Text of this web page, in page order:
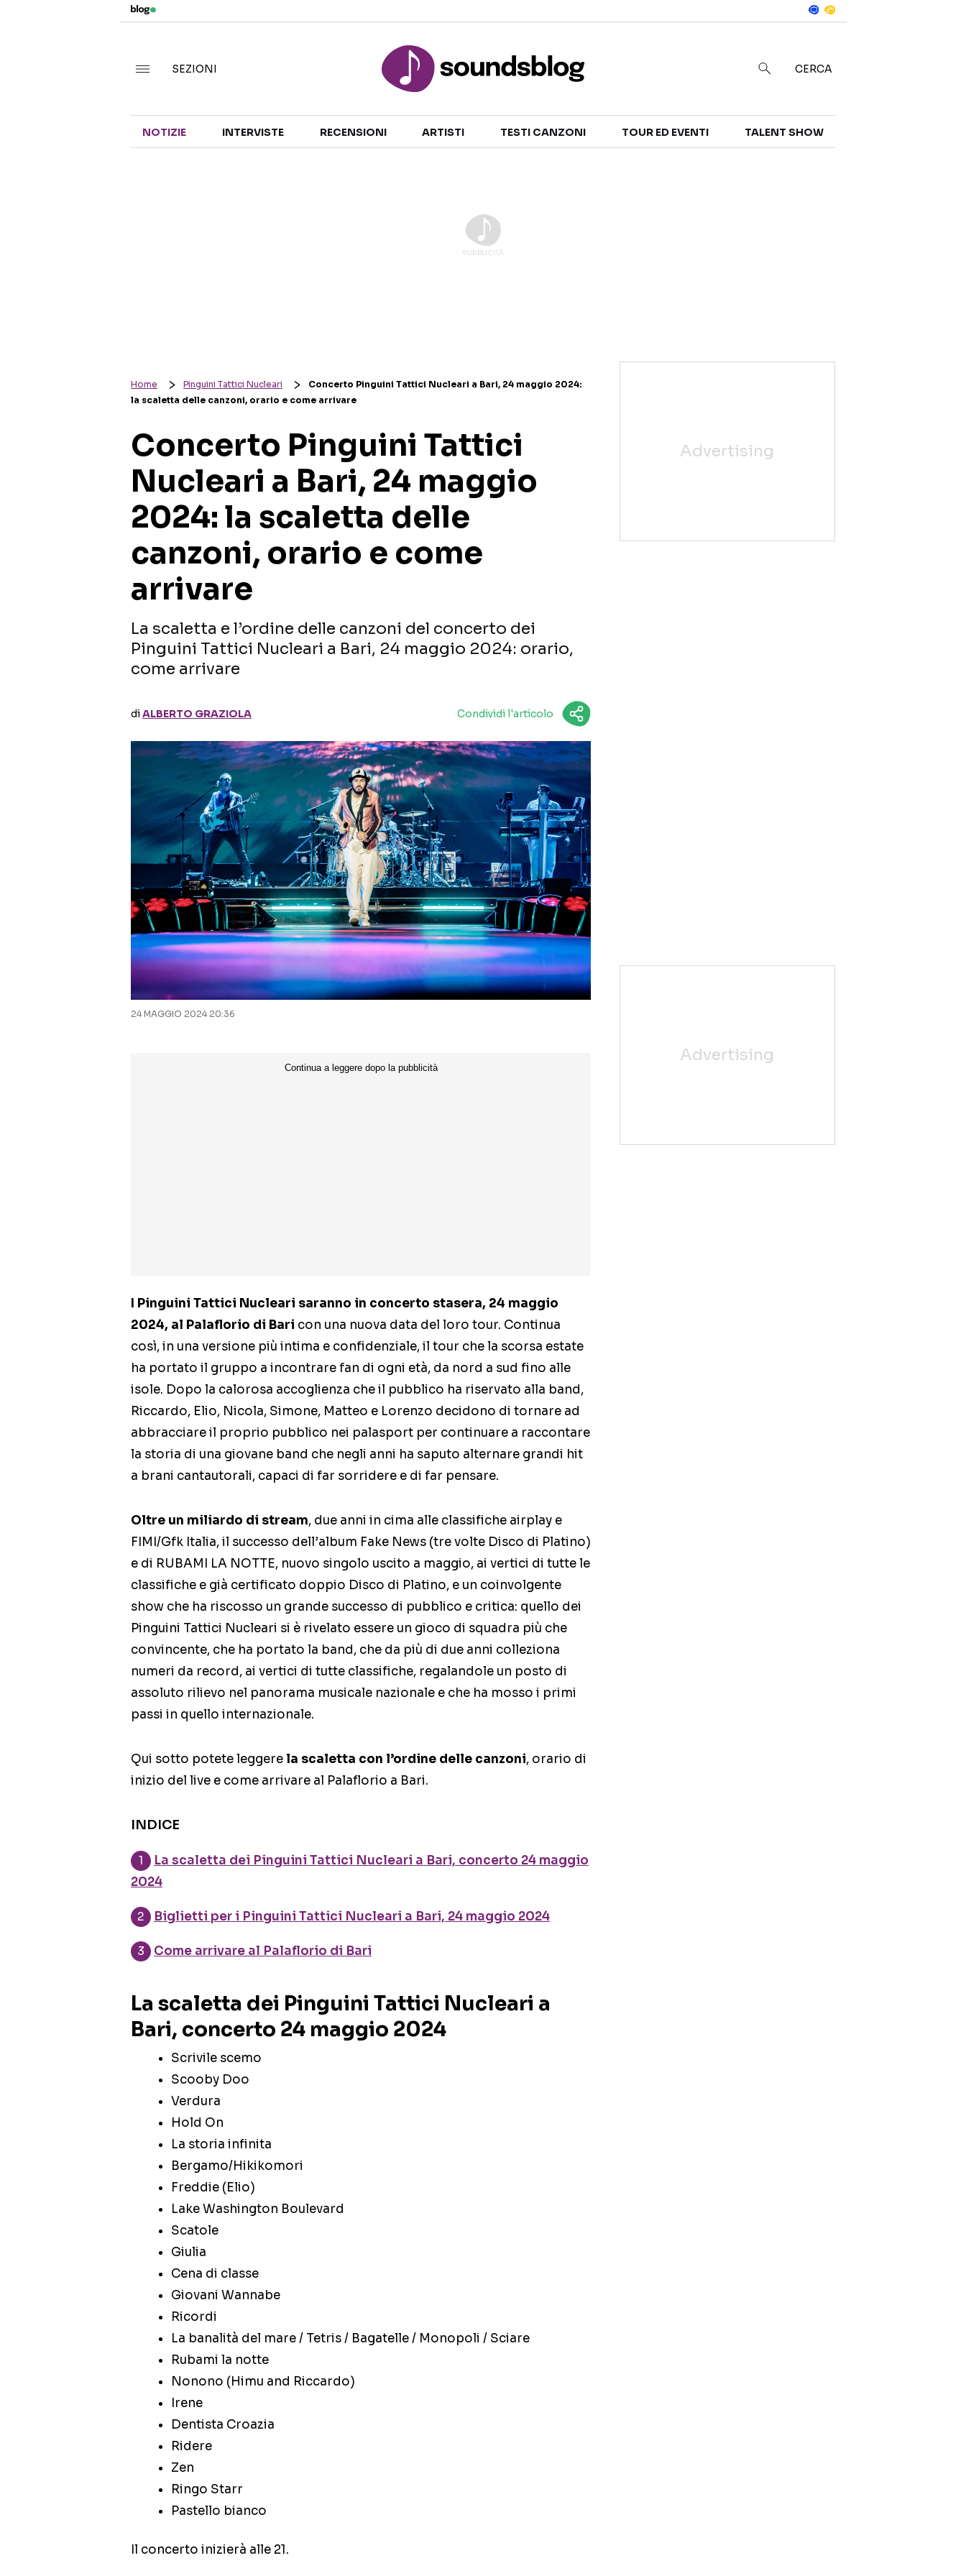
TALENT SHOW
SEZIONI CERCA
NOTIZIE INTERVISTE RECENSIONI ARTISTI TESTI CANZONI TOUR ED EVENTI TALENT SHOW
Home Pinguini Tattici Nucleari
Concerto Pinguini Tattici Nucleari a Bari, 24 maggio 2024:
la scaletta delle canzoni, orario e come arrivare
Concerto Pinguini Tattici
Nucleari a Bari, 24 maggio
2024: la scaletta delle
canzoni, orario e come
arrivare
La scaletta e l’ordine delle canzoni del concerto dei
Pinguini Tattici Nucleari a Bari, 24 maggio 2024: orario,
come arrivare
diALBERTO GRAZIOLA Condividi l'articolo
24 MAGGIO 2024 20:36
I Pinguini Tattici Nucleari saranno in concerto stasera, 24 maggio
2024, al Palaflorio di Bari con una nuova data del loro tour. Continua
così, in una versione più intima e confidenziale, il tour che la scorsa estate
ha portato il gruppo a incontrare fan di ogni età, da nord a sud fino alle
isole. Dopo la calorosa accoglienza che il pubblico ha riservato alla band,
Riccardo, Elio, Nicola, Simone, Matteo e Lorenzo decidono di tornare ad
abbracciare il proprio pubblico nei palasport per continuare a raccontare
la storia di una giovane band che negli anni ha saputo alternare grandi hit
a brani cantautorali, capaci di far sorridere e di far pensare.
Oltre un miliardo di stream, due anni in cima alle classifiche airplay e
FIMI/Gfk Italia, il successo dell’album Fake News (tre volte Disco di Platino)
e di RUBAMI LA NOTTE, nuovo singolo uscito a maggio, ai vertici di tutte le
classifiche e già certificato doppio Disco di Platino, e un coinvolgente
show che ha riscosso un grande successo di pubblico e critica: quello dei
Pinguini Tattici Nucleari si è rivelato essere un gioco di squadra più che
convincente, che ha portato la band, che da più di due anni colleziona
numeri da record, ai vertici di tutte classifiche, regalandole un posto di
assoluto rilievo nel panorama musicale nazionale e che ha mosso i primi
passi in quello internazionale.
Qui sotto potete leggerela scaletta con l’ordine delle canzoni, orario di
inizio del live e come arrivare al Palaflorio a Bari.
INDICE
La scaletta dei Pinguini Tattici Nucleari a Bari, concerto 24 maggio
2024
Biglietti per i Pinguini Tattici Nucleari a Bari, 24 maggio 2024
Come arrivare al Palaflorio di Bari
La scaletta dei Pinguini Tattici Nucleari a
Bari, concerto 24 maggio 2024
Scrivile scemo
Scooby Doo
Verdura
Hold On
La storia infinita
Bergamo/Hikikomori
Freddie (Elio)
Lake Washington Boulevard
Scatole
Giulia
Cena di classe
Giovani Wannabe
Ricordi
La banalità del mare / Tetris / Bagatelle / Monopoli / Sciare
Rubami la notte
Nonono (Himu and Riccardo)
Irene
Dentista Croazia
Ridere
Zen
Ringo Starr
Pastello bianco
Il concerto inizierà alle 21.